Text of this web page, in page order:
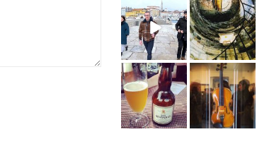
Feb 16 Ago 3
Giu 3 Apr 8